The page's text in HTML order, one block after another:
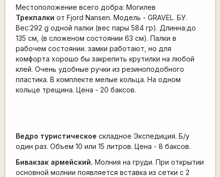
Местоположение всего добра: Могилев
Трекпалки от Fjord Nansen. Модель - GRAVEL. БУ.
Вес:292 g одной палки (вес пары 584 гр). Длинна:до
135 см, (в сложеном состоянии 63 см). Палки в
рабочем состоянии. замки работают, но для
комфорта хорошо бы закрепить крутилки на любой
клей. Очень удобные ручки из резиноподобного
пластика. В комплекте мелые кольца. На одном
кольце трещина. Цена - 20 баксов.
Ведро туристическое складное Экспедиция. Б/у
один раз. Объем 10 или 15 литров. Цена - 8 баксов.
Бивакзак армейский. Молния на груди. При открытии
основной молнии появляется вставка из сетки с 2